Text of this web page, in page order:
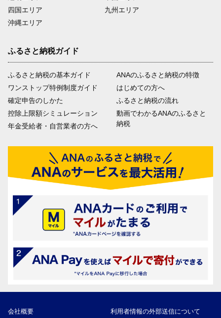
四国エリア
沖縄エリア
九州エリア
ふるさと納税ガイド
ふるさと納税の基本ガイド
ワンストップ特例制度ガイド
確定申告のしかた
控除上限額シミュレーション
年金受給者・自営業者の方へ
ANAのふるさと納税の特徴
はじめての方へ
ふるさと納税の流れ
動画でわかるANAのふるさと
納税
会社概要 利用者情報の外部送信について